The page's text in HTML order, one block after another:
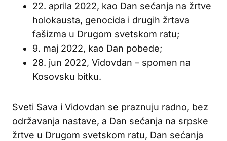
22. aprila 2022, kao Dan sećanja na žrtve
holokausta, genocida i drugih žrtava
fašizma u Drugom svetskom ratu;
9. maj 2022, kao Dan pobede;
28. jun 2022, Vidovdan – spomen na
Kosovsku bitku.
Sveti Sava i Vidovdan se praznuju radno, bez
održavanja nastave, a Dan sećanja na srpske
žrtve u Drugom svetskom ratu, Dan sećanja